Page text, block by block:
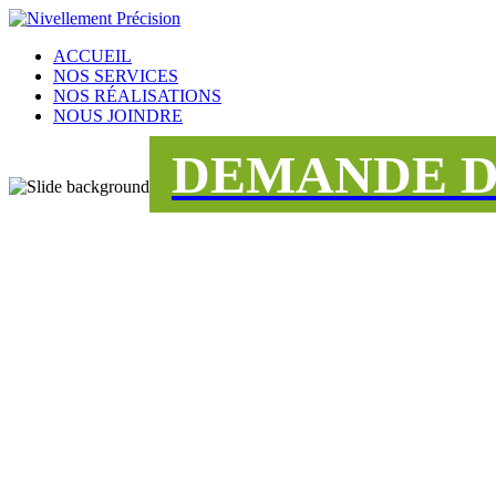
ACCUEIL
NOS SERVICES
NOS RÉALISATIONS
NOUS JOINDRE
DEMANDE